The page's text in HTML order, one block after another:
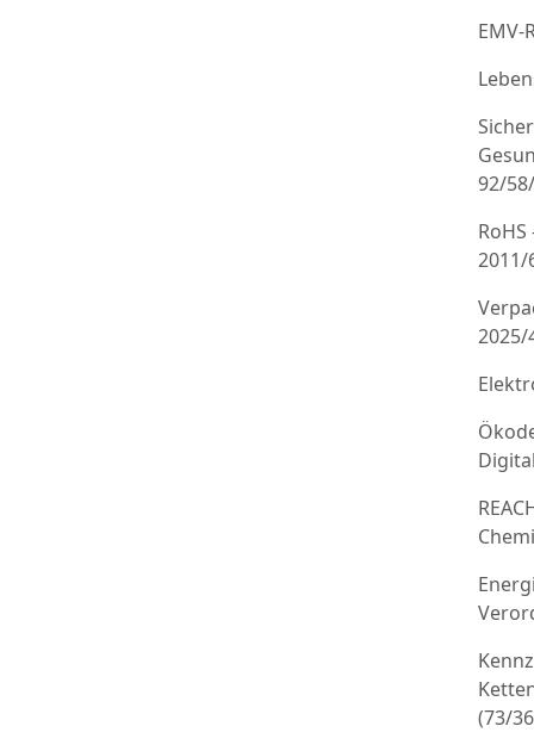
EMV-
92/
2011/
2025/
(73/